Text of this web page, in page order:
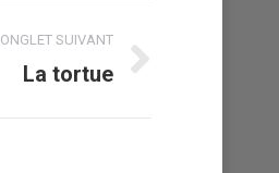
ONGLET SUIVANT
La tortue